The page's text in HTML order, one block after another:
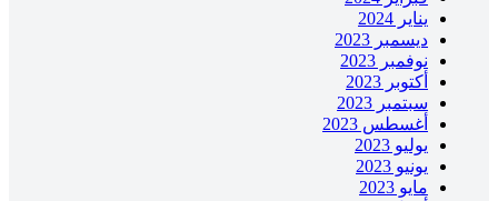
يناير 2024
ديسمبر 2023
نوفمبر 2023
أكتوبر 2023
سبتمبر 2023
أغسطس 2023
يوليو 2023
يونيو 2023
مايو 2023